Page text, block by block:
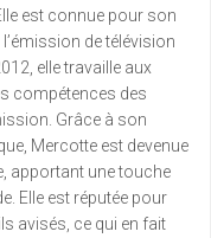
est connue pour son
de télévision
elle travaille aux
compétences des
Grâce à son
Mercotte est devenue
apportant une touche
Elle est réputée pour
avisés, ce qui en fait